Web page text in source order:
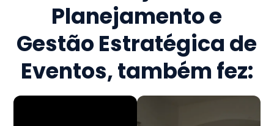
Planejamento e
Gestão Estratégica de
Eventos, também fez: